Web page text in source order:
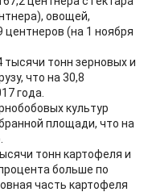
овощей,
(на 1 ноября
тысячи тонн зерновых и
что на 30,8
года.
культур
площади, что на
тонн картофеля и
больше по
часть картофеля